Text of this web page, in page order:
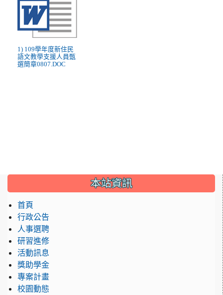
1) 109學年度新住民
語文教學支援人員甄
選簡章0807.DOC
::: 本站資訊
首頁
行政公告
人事選聘
研習進修
活動訊息
獎助學金
專案計畫
校園動態